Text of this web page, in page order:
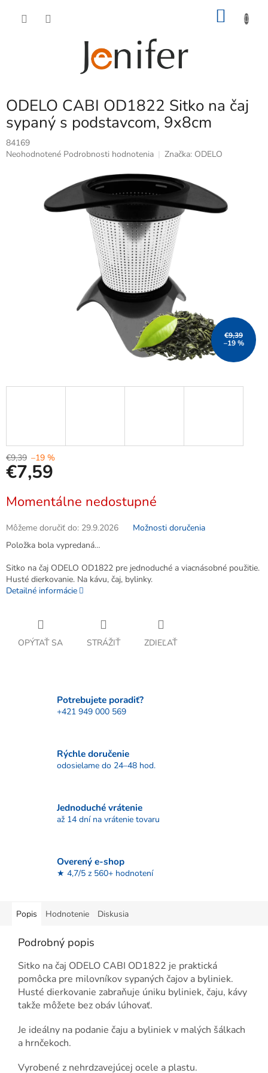
ODELO CABI OD1822 Sitko na čaj
sypaný s podstavcom, 9x8cm
84169
Priemerné
Neohodnotené Podrobnosti hodnotenia Značka: ODELO
€9,39
–19 %
€9,39 –19 %
€7,59
cena:
Momentálne nedostupné
Môžeme doručiť do: 29.9.2026
Možnosti doručenia
Položka bola vypredaná…
Sitko na čaj ODELO OD1822 pre jednoduché a viacnásobné použitie.
Husté dierkovanie. Na kávu, čaj, bylinky.
Detailné informácie
OPÝTAŤ SA STRÁŽIŤ ZDIEĽAŤ
Potrebujete poradiť?
+421 949 000 569
Rýchle doručenie
odosielame do 24–48 hod.
Jednoduché vrátenie
až 14 dní na vrátenie tovaru
Overený e-shop
★ 4,7/5 z 560+ hodnotení
Popis Hodnotenie Diskusia
Podrobný popis
Sitko na čaj ODELO CABI OD1822 je praktická
pomôcka pre milovníkov sypaných čajov a byliniek.
Husté dierkovanie zabraňuje úniku byliniek, čaju, kávy
takže môžete bez obáv lúhovať.
Je ideálny na podanie čaju a byliniek v malých šálkach
a hrnčekoch.
Vyrobené z nehrdzavejúcej ocele a plastu.